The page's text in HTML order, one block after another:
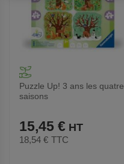
Puzzle Up! 3 ans les quatre
saisons
15,45 €
18,54 € TTC